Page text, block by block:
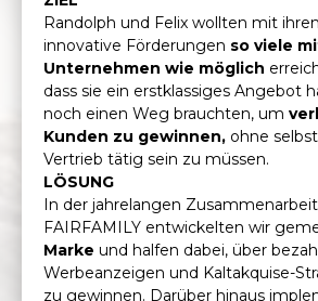
Randolph und Felix wollten mit
innovative Förderungen so viele
Unternehmen wie möglich
dass sie ein erstklassiges Angebot
noch einen Weg brauchten, um
Kunden zu gewinnen, ohne
Vertrieb tätig sein zu müssen.
LÖSUNG
In der jahrelangen
FAIRFAMILY entwickelten wir
Marke und halfen dabei, über
Werbeanzeigen und Kaltakquise-
zu gewinnen. Darüber hinaus